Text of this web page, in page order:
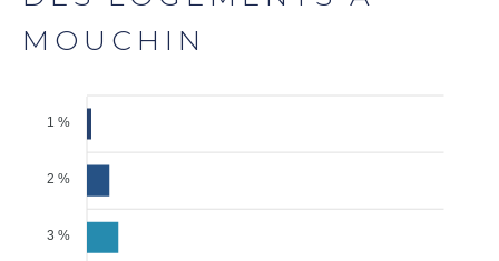
MOUCHIN
1 %
2 %
3 %